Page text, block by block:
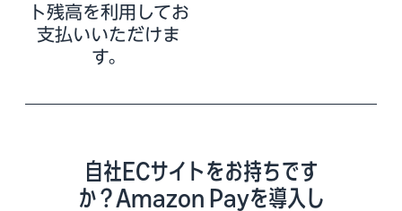
ト残高を利用してお
支払いいただけま
す。
自社ECサイトをお持ちです
か？Amazon Payを導入し